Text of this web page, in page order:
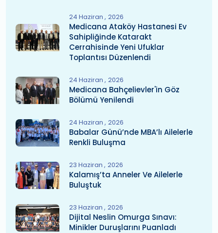
24 Haziran 2026
Medicana Ataköy Hastanesi Ev
Sahipliğinde Katarakt
Cerrahisinde Yeni Ufuklar
Toplantısı Düzenlendi
24 Haziran 2026
Medicana Bahçelievler'in Göz
Bölümü Yenilendi
24 Haziran 2026
Babalar Günü’nde MBA’lı Ailelerle
Renkli Buluşma
23 Haziran 2026
Kalamış’ta Anneler Ve Ailelerle
Buluştuk
23 Haziran 2026
Dijital Neslin Omurga Sınavı:
Minikler Duruşlarını Puanladı